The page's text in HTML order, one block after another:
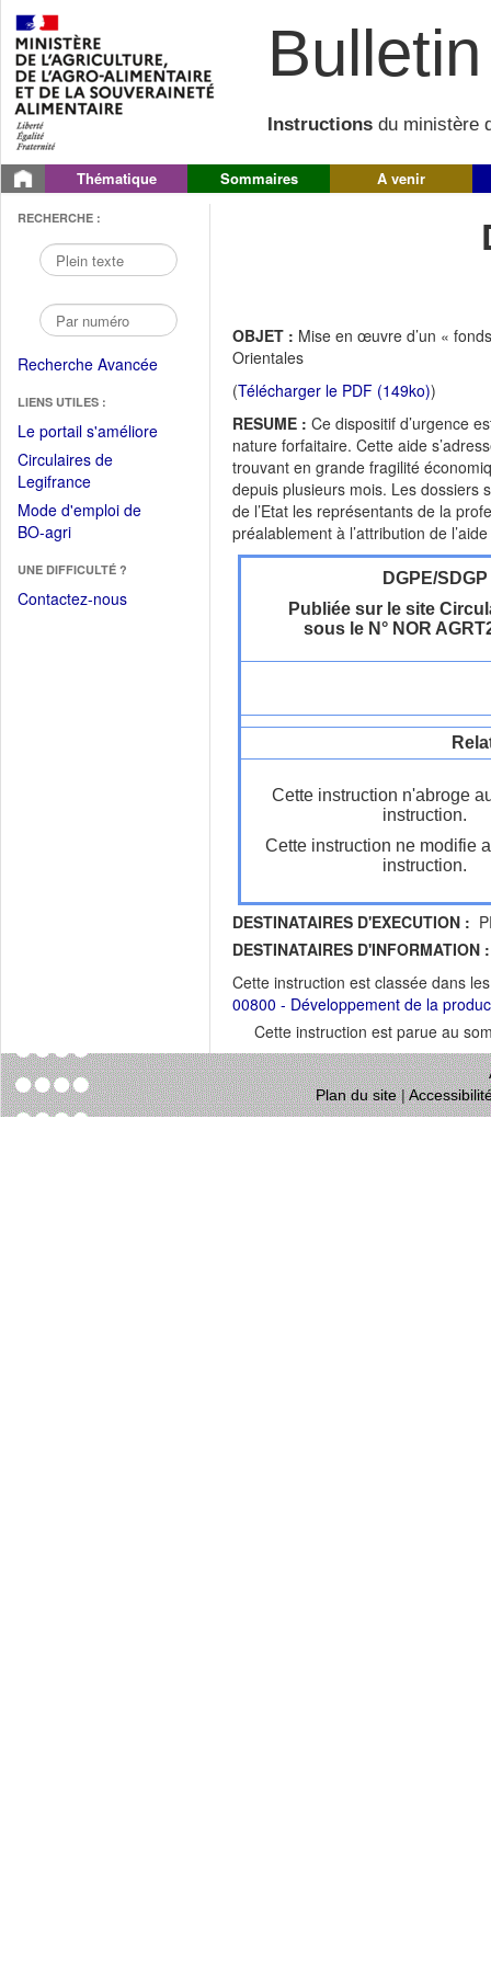
Instructions du ministère
Thématique Sommaires A venir
RECHERCHE :
Recherche Avancée
LIENS UTILES :
Le portail s'améliore(Fichier
Circulaires de
Legifrance(Ouvrir
dans
une
fenêtre)
Mode d'emploi de
BO-agri(Ouvrir
une
nouvelle
UNE DIFFICULTÉ ?
Contactez-nous
OBJET : Mise en œuvre d’un «
Orientales
(Télécharger le PDF (149ko))
RESUME : Ce dispositif d’urgence
nature forfaitaire. Cette aide
trouvant en grande fragilité
depuis plusieurs mois. Les dossiers
de l’Etat les représentants de la
préalablement à l’attribution de
DGPE/SDGP
Publiée sur le site
sous le N° NOR
Cette instruction n'abroge
instruction.
Cette instruction ne modifie
instruction.
DESTINATAIRES D'EXECUTION :
DESTINATAIRES D'INFORMATION :
Cette instruction est classée dans
00800 - Développement de la
Cette instruction est parue au
Plan du site|